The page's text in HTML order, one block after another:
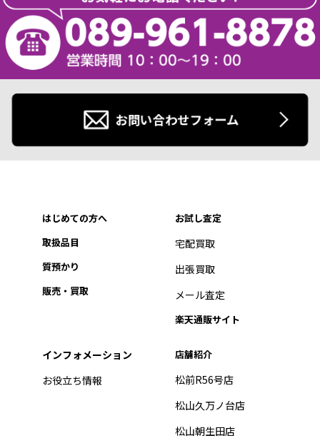
お問い合わせフォーム
はじめての方へ
取扱品目
質預かり
販売・買取
お試し査定
宅配買取
出張買取
メール査定
楽天通販サイト
インフォメーション
お役立ち情報
店舗紹介
松前R56号店
松山久万ノ台店
松山朝生田店